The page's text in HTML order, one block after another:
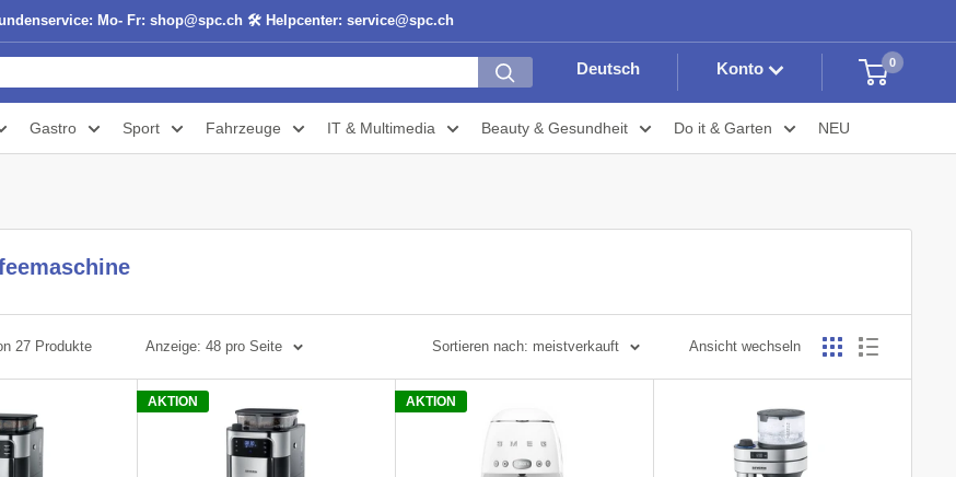
Mo- Fr: shop@spc.ch 🛠️ Helpcenter: service@spc.ch
Deutsch Konto 0
Gastro Sport Fahrzeuge IT & Multimedia Beauty & Gesundheit Do it & Garten NEU
27 Produkte Anzeige: 48 pro Seite Sortieren nach: meistverkauft Ansicht wechseln
AKTION AKTION